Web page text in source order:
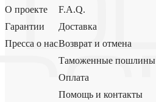
О проекте
Гарантии
Пресса о нас
F.A.Q.
Доставка
Возврат и отмена
Таможенные пошлины
Оплата
Помощь и контакты